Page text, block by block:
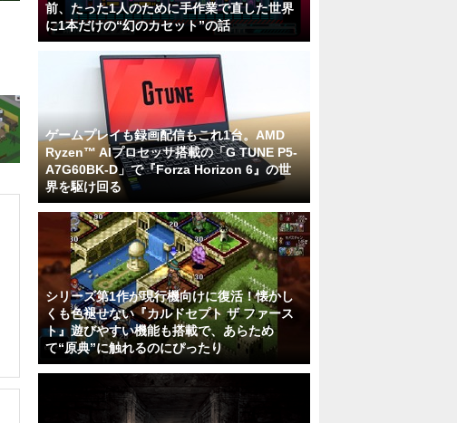
前、たった1人のために手作業で直した世界
に1本だけの“幻のカセット”の話
ゲームプレイも録画配信もこれ1台。AMD
Ryzen™ AIプロセッサ搭載の「G TUNE P5-
A7G60BK-D」で『Forza Horizon 6』の世
界を駆け回る
シリーズ第1作が現行機向けに復活！懐かし
くも色褪せない『カルドセプト ザ ファース
ト』遊びやすい機能も搭載で、あらため
て“原典”に触れるのにぴったり